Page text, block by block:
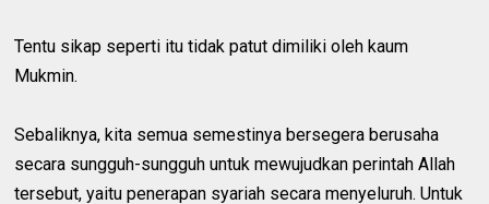
Tentu sikap seperti itu tidak patut dimiliki oleh kaum
Mukmin.
Sebaliknya, kita semua semestinya bersegera berusaha
secara sungguh-sungguh untuk mewujudkan perintah Allah
tersebut, yaitu penerapan syariah secara menyeluruh. Untuk